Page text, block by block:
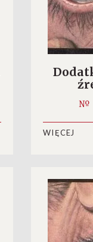
№
WIĘCEJ